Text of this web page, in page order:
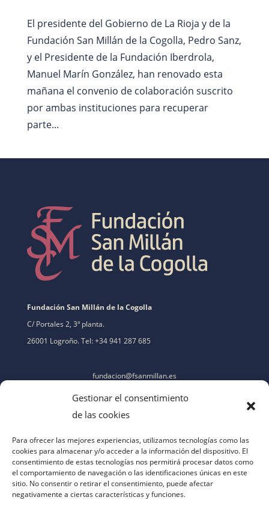
Gestionar el consentimiento
de las cookies
Para ofrecer las mejores experiencias, utilizamos tecnologías como las
cookies para almacenar y/o acceder a la información del dispositivo. El
consentimiento de estas tecnologías nos permitirá procesar datos como
el comportamiento de navegación o las identificaciones únicas en este
sitio. No consentir o retirar el consentimiento, puede afectar
negativamente a ciertas características y funciones.
El presidente del Gobierno de La Rioja y de la
Fundación San Millán de la Cogolla, Pedro Sanz,
y el Presidente de la Fundación Iberdrola,
Manuel Marín González, han renovado esta
mañana el convenio de colaboración suscrito
por ambas instituciones para recuperar
parte...
Fundación San Millán de la Cogolla
C/ Portales 2, 3ª planta.
26001 Logroño. Tel: +34 941 287 685
fundacion@fsanmillan.es